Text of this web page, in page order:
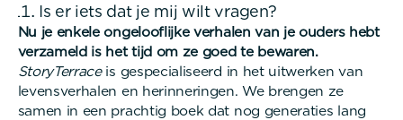
Is er iets dat je mij wilt vragen?
Nu je enkele ongelooflijke verhalen van je ouders hebt
verzameld is het tijd om ze goed te bewaren.
StoryTerraceis gespecialiseerd in het uitwerken van
levensverhalen en herinneringen. We brengen ze
samen in een prachtig boek dat nog generaties lang